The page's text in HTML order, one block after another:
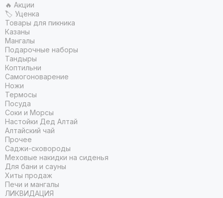
🔥 Акции
🏷 Уценка
Товары для пикника
Казаны
Мангалы
Подарочные наборы
Тандыры
Коптильни
Самогоноварение
Ножи
Термосы
Посуда
Соки и Морсы
Настойки Дед Алтай
Алтайский чай
Прочее
Саджи-сковороды
Меховые накидки на сиденья
Для бани и сауны
Хиты продаж
Печи и мангалы
ЛИКВИДАЦИЯ